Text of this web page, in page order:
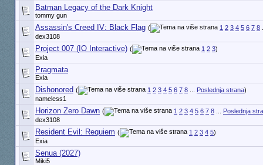
Batman Legacy of the Dark Knight
tommy gun
Assassin's Creed IV: Black Flag ( 1 2 3 4 5 6 7 8
dex3108
Project 007 (IO Interactive) ( 1 2 3)
Exia
Pragmata
Exia
Dishonored ( 1 2 3 4 5 6 7 8... Poslednja strana)
nameless1
Horizon Zero Dawn ( 1 2 3 4 5 6 7 8... Poslednja
dex3108
Resident Evil: Requiem ( 1 2 3 4 5)
Exia
Senua (2027)
Miki5